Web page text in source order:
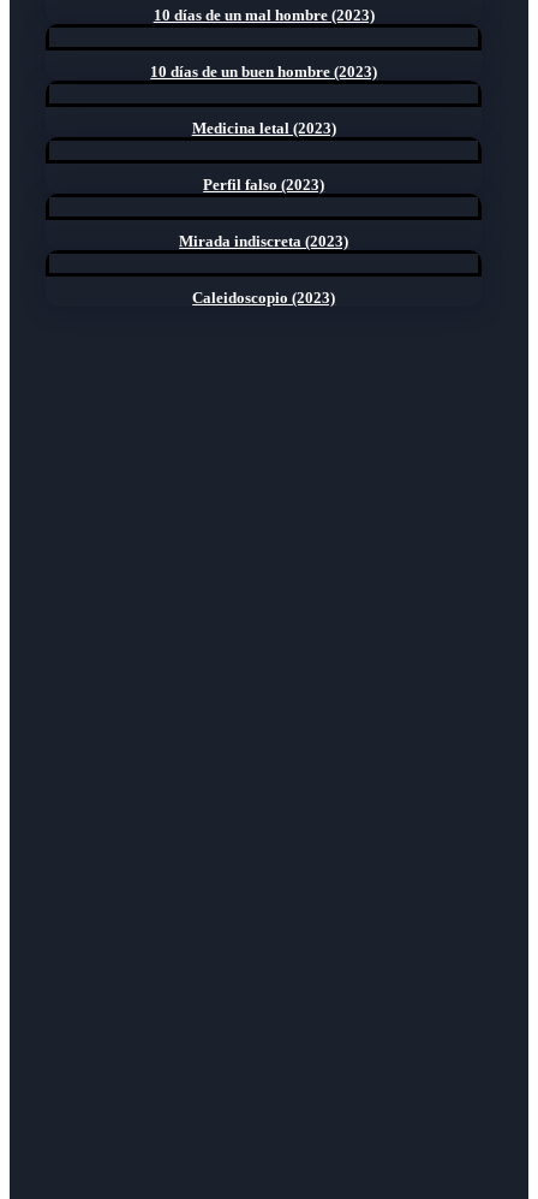
10 días de un mal hombre (2023)
10 días de un buen hombre (2023)
Medicina letal (2023)
Perfil falso (2023)
Mirada indiscreta (2023)
Caleidoscopio (2023)